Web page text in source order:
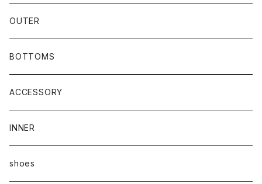
OUTER
BOTTOMS
ACCESSORY
INNER
shoes